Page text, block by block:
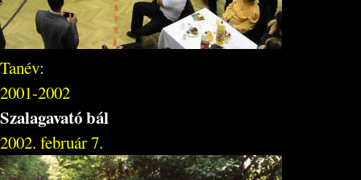
Tanév:
2001-2002
Szalagavató bál
2002. február 7.